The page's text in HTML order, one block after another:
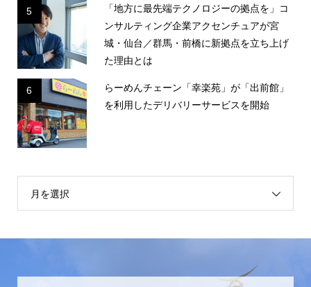
5
「地方に最先端テクノロジーの拠点を」コ
ンサルティング企業アクセンチュアが宮
城・仙台／群馬・前橋に新拠点を立ち上げ
た理由とは
6
らーめんチェーン「幸楽苑」が「出前館」
を利用したデリバリーサービスを開始
月を選択